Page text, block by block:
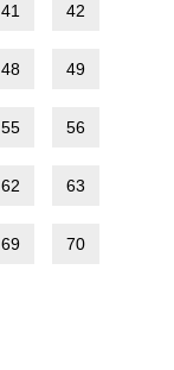
41 42
48 49
55 56
62 63
69 70